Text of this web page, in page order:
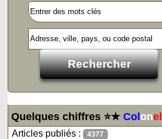
Quelques chiffres ⭐★Colonel
Articles publiés : 4377